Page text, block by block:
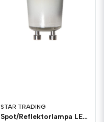
STAR TRADING
Spot/Reflektorlampa LED 345lm GU10 2700K Dim